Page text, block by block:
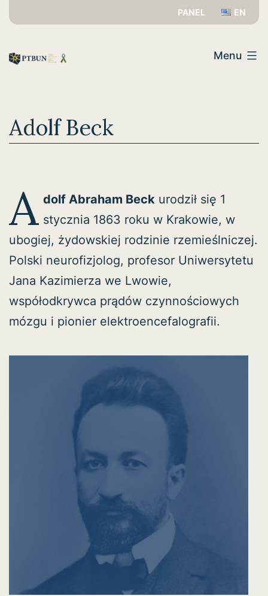
treści
PANEL EN
Menu
Adolf Beck
A dolf Abraham Beck urodził się 1
stycznia 1863 roku w Krakowie, w
ubogiej, żydowskiej rodzinie rzemieślniczej.
Polski neurofizjolog, profesor Uniwersytetu
Jana Kazimierza we Lwowie,
współodkrywca prądów czynnościowych
mózgu i pionier elektroencefalografii.